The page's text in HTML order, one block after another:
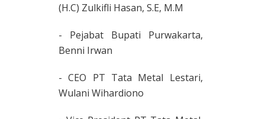
(H.C) Zulkifli Hasan, S.E, M.M
- Pejabat Bupati Purwakarta,
Benni Irwan
- CEO PT Tata Metal Lestari,
Wulani Wihardiono